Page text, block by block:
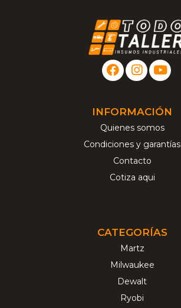
INFORMACIÓN
Quienes somos
Condiciones y garantías
Contacto
Cotiza aqui
CATEGORÍAS
Martz
Milwaukee
Dewalt
Ryobi